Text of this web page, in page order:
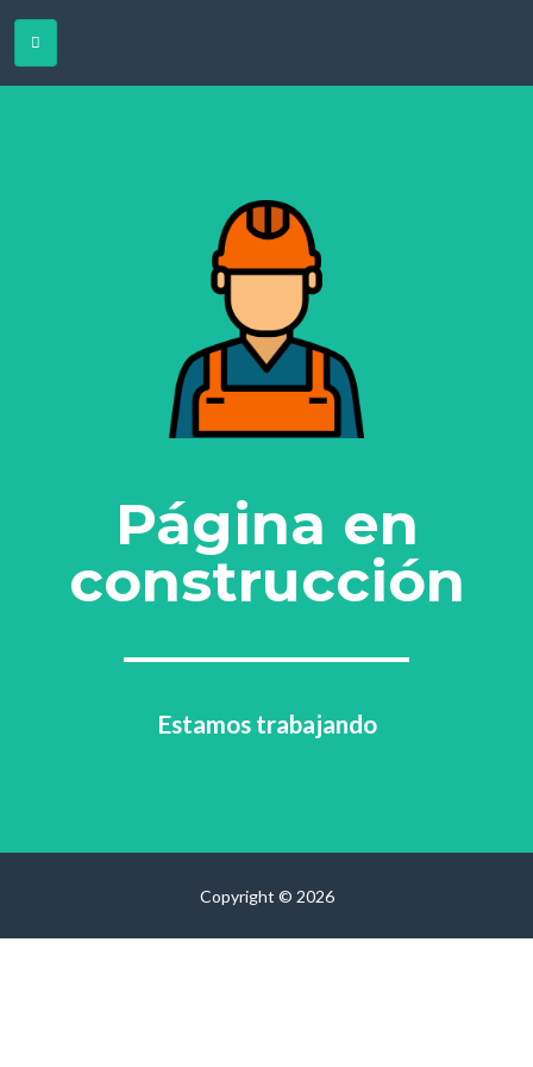
Página en
construcción
Estamos trabajando
Copyright © 2026